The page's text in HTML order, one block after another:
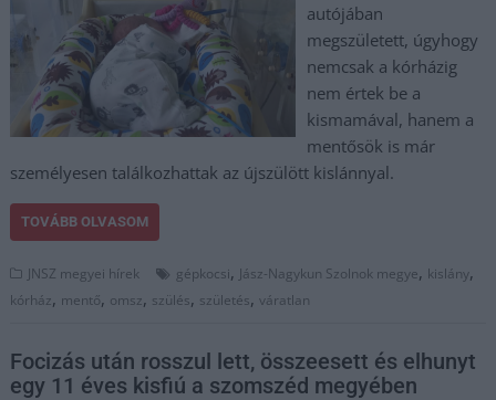
autójában
megszületett, úgyhogy
nemcsak a kórházig
nem értek be a
kismamával, hanem a
mentősök is már
személyesen találkozhattak az újszülött kislánnyal.
TOVÁBB OLVASOM
JNSZ megyei hírek gépkocsi, Jász-Nagykun Szolnok megye, kislány,
kórház, mentő, omsz, szülés, születés,váratlan
Focizás után rosszul lett, összeesett és elhunyt
egy 11 éves kisfiú a szomszéd megyében